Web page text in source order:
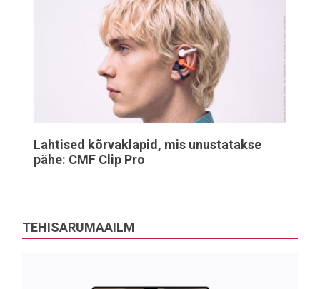
Lahtised kõrvaklapid, mis unustatakse
pähe: CMF Clip Pro
TEHISARUMAAILM